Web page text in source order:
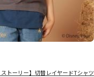
ストーリー】切替レイヤードTシャツ